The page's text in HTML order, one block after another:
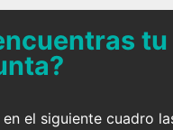
tu
el siguiente cuadro